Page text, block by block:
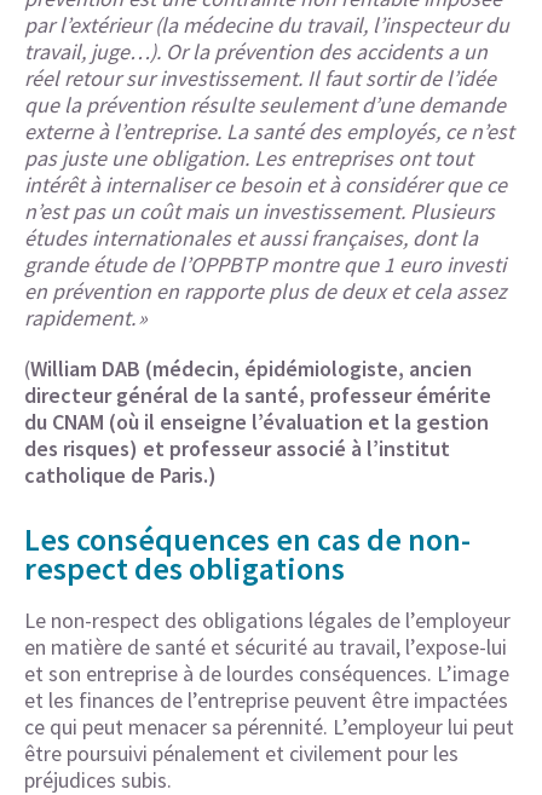
par l’extérieur (la médecine du travail, l’inspecteur du
travail, juge…). Or la prévention des accidents a un
réel retour sur investissement. Il faut sortir de l’idée
que la prévention résulte seulement d’une demande
externe à l’entreprise. La santé des employés, ce n’est
pas juste une obligation. Les entreprises ont tout
intérêt à internaliser ce besoin et à considérer que ce
n’est pas un coût mais un investissement. Plusieurs
études internationales et aussi françaises, dont la
grande étude de l’OPPBTP montre que 1 euro investi
en prévention en rapporte plus de deux et cela assez
rapidement. »
(William DAB (médecin, épidémiologiste, ancien
directeur général de la santé, professeur émérite
du CNAM (où il enseigne l’évaluation et la gestion
des risques) et professeur associé à l’institut
catholique de Paris.)
Les conséquences en cas de non-
respect des obligations
Le non-respect des obligations légales de l’employeur
en matière de santé et sécurité au travail, l’expose-lui
et son entreprise à de lourdes conséquences. L’image
et les finances de l’entreprise peuvent être impactées
ce qui peut menacer sa pérennité. L’employeur lui peut
être poursuivi pénalement et civilement pour les
préjudices subis.